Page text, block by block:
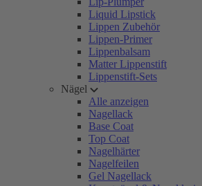
Liquid Lipstick
Lippen Zubehör
Lippen-Primer
Lippenbalsam
Matter Lippenstift
Lippenstift-Sets
Nägel
Alle anzeigen
Nagellack
Base Coat
Top Coat
Nagelhärter
Nagelfeilen
Gel Nagellack